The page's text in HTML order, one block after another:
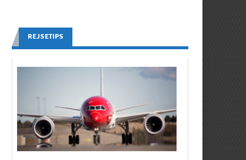
REJSETIPS